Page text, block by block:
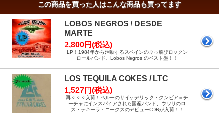
この商品を買った人はこんな商品も買ってます
LOBOS NEGROS / DESDE
MARTE
2,800円(税込)
LP！1984年から活動するスペインのぶっ飛びロックン
ロールバンド、Lobos Negros のベスト盤！！
LOS TEQUILA COKES / LTC
1,527円(税込)
再々々々入荷！ペルーのサイケデリック・クンビア＝チ
ーチャにインスパイアされた国産バンド、ウワサのロ
ス・テキーラ・コークスのデビューCDRが入荷！！